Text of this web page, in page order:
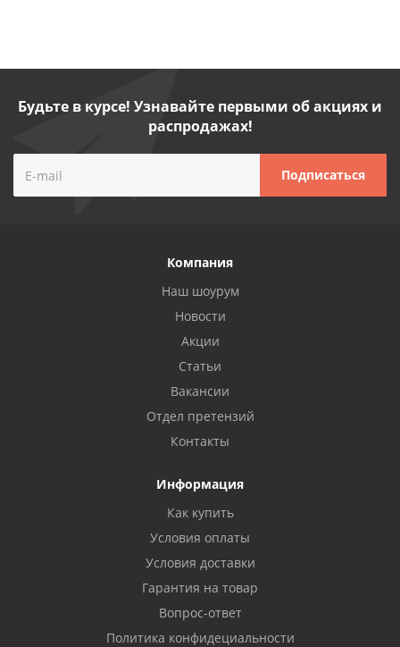
Будьте в курсе! Узнавайте первыми об акциях и
распродажах!
Компания
Наш шоурум
Новости
Акции
Статьи
Вакансии
Отдел претензий
Контакты
Информация
Как купить
Условия оплаты
Условия доставки
Гарантия на товар
Вопрос-ответ
Политика конфидециальности